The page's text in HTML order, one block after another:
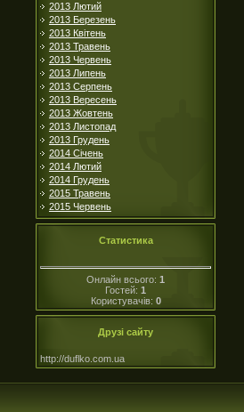
2013 Лютий
2013 Березень
2013 Квітень
2013 Травень
2013 Червень
2013 Липень
2013 Серпень
2013 Вересень
2013 Жовтень
2013 Листопад
2013 Грудень
2014 Січень
2014 Лютий
2014 Грудень
2015 Травень
2015 Червень
Статистика
Онлайн всього: 1
Гостей: 1
Користувачів: 0
Друзі сайту
http://duflko.com.ua